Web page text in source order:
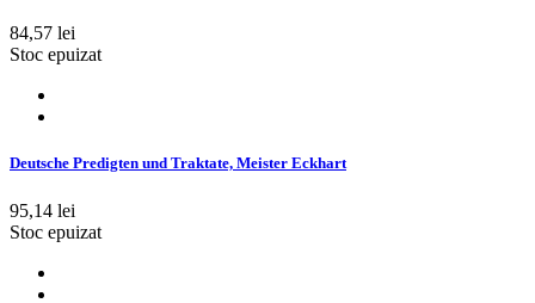
84,57 lei
Stoc epuizat
Deutsche Predigten und Traktate, Meister Eckhart
95,14 lei
Stoc epuizat